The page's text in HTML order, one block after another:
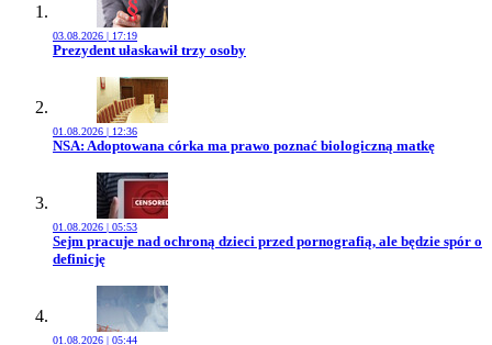
03.08.2026 | 17:19
Przejdź do artykułu:
Prezydent ułaskawił trzy osoby
01.08.2026 | 12:36
Przejdź do artykułu:
NSA: Adoptowana córka ma prawo poznać biologiczną matkę
01.08.2026 | 05:53
Przejdź do artykułu:
Sejm pracuje nad ochroną dzieci przed pornografią, ale będzie spór o
definicję
01.08.2026 | 05:44